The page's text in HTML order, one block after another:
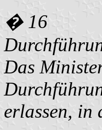
� 16
Das
erlassen, in